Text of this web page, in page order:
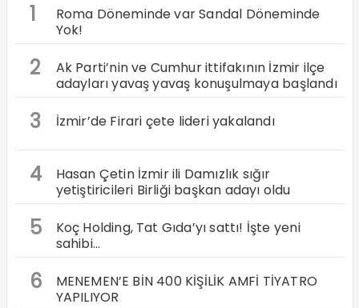
1
Roma Döneminde var Sandal Döneminde
Yok!
2
Ak Parti’nin ve Cumhur ittifakının İzmir ilçe
adayları yavaş yavaş konuşulmaya başlandı
3 İzmir’de Firari çete lideri yakalandı
4
Hasan Çetin İzmir ili Damızlık sığır
yetiştiricileri Birliği başkan adayı oldu
5
Koç Holding, Tat Gıda’yı sattı! İşte yeni
sahibi…
6
MENEMEN’E BİN 400 KİŞİLİK AMFİ TİYATRO
YAPILIYOR